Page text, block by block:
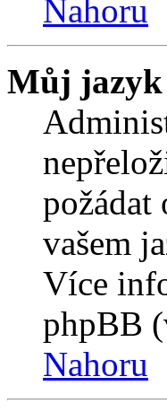
Nahoru
Můj jazyk
požádat
vašem
Více
phpBB
Nahoru